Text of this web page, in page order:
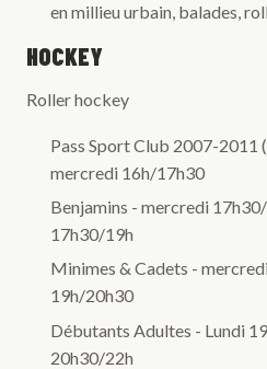
en millieu urbain, balades,
HOCKEY
Roller hockey
Pass Sport Club 2007-2011
mercredi 16h/17h30
Benjamins - mercredi
17h30/19h
Minimes & Cadets -
19h/20h30
Débutants Adultes - Lundi
20h30/22h